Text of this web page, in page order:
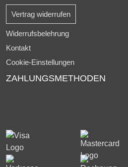
Vertrag widerrufen
Widerrufsbelehrung
Kontakt
Cookie-Einstellungen
ZAHLUNGSMETHODEN